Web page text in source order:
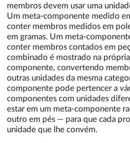
membros devem usar uma
Um meta-componente medido
conter membros medidos em
em gramas. Um meta-
conter membros contados em
combinado é mostrado na
componente, convertendo
outras unidades da mesma
componente pode pertencer a
componentes com unidades
estar em um meta-componente
outro em pés — para que cada
unidade que lhe convém.